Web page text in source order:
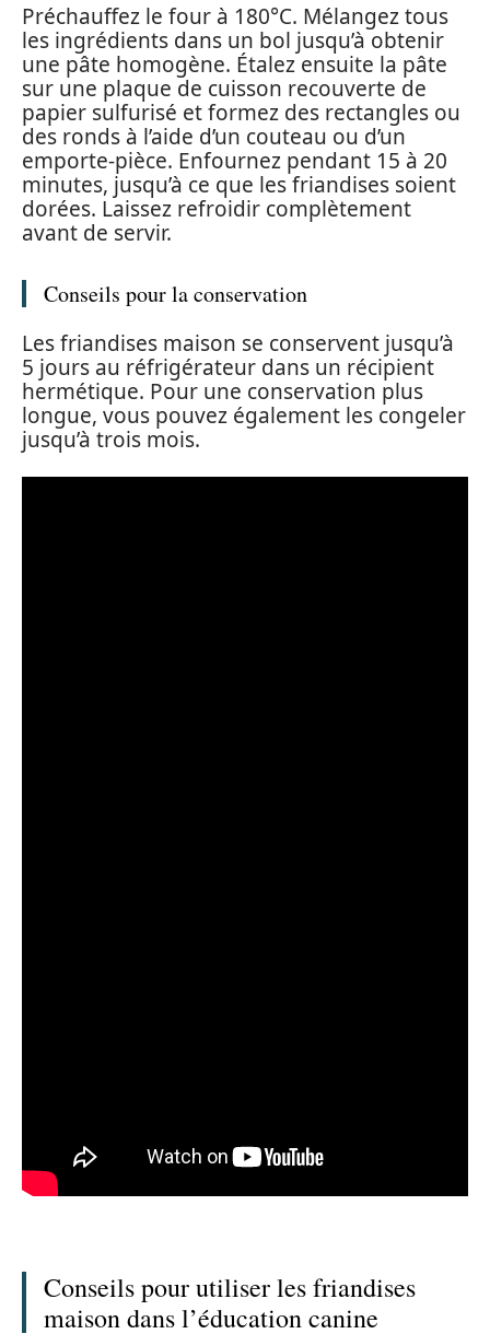
Préchauffez le four à 180°C. Mélangez tous
les ingrédients dans un bol jusqu’à obtenir
une pâte homogène. Étalez ensuite la pâte
sur une plaque de cuisson recouverte de
papier sulfurisé et formez des rectangles ou
des ronds à l’aide d’un couteau ou d’un
emporte-pièce. Enfournez pendant 15 à 20
minutes, jusqu’à ce que les friandises soient
dorées. Laissez refroidir complètement
avant de servir.
Conseils pour la conservation
Les friandises maison se conservent jusqu’à
5 jours au réfrigérateur dans un récipient
hermétique. Pour une conservation plus
longue, vous pouvez également les congeler
jusqu’à trois mois.
Conseils pour utiliser les friandises
maison dans l’éducation canine